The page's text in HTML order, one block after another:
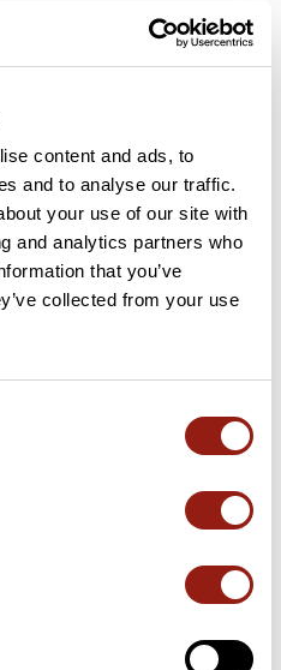
content and ads, to
and to analyse our traffic.
your use of our site with
and analytics partners who
that you’ve
collected from your use
à ajouter un avis !
un avis
de 15,8 km à proximité
cumulée de plus de 910m.
10 avril 2023 à 12:02:09.